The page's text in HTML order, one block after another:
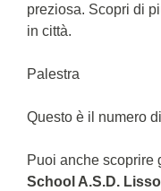
preziosa. Scopri di
in città.
Palestra
Questo è il numero
Puoi anche scoprire
School A.S.D.